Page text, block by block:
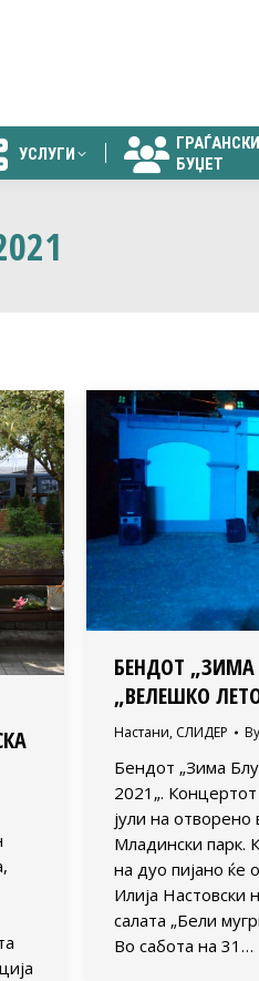
УСЛУГИ
ГРАЃАНСКИ
БУЏЕТ
БЕНДОТ „ЗИМА
„ВЕЛЕШКО
Настани, СЛИДЕР By
Бендот „Зима
2021„.
јули на
Младински парк.
на дуо пијано ќе
Илија Настовски
салата „Бели
Во сабота на 31…